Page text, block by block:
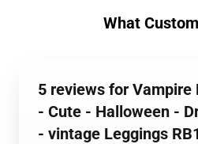
What
5 reviews for Vampire
- Cute - Halloween -
- vintage Leggings